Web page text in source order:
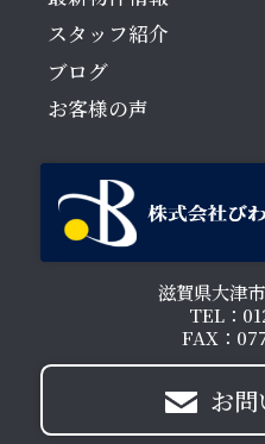
スタッフ紹介
ブログ
お客様の声
滋賀県大津
TEL：
FAX：
お